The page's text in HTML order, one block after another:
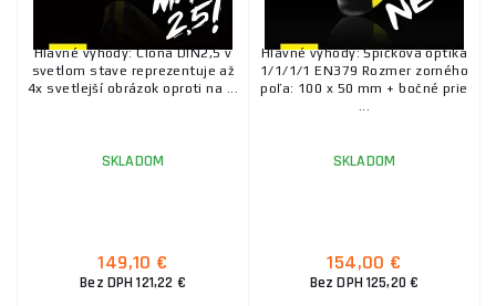
Hlavné výhody: Clona DIN2,5 v
svetlom stave reprezentuje až
4x svetlejší obrázok oproti na ...
SKLADOM
149,10 €
Bez DPH 121,22 €
Hlavné výhody: Špičková optika
1/1/1/1 EN379 Rozmer zorného
poľa: 100 x 50 mm + bočné prie
...
SKLADOM
154,00 €
Bez DPH 125,20 €